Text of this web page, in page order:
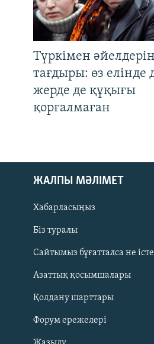
Русский
ЖАЗЫЛЫҢЫЗ
Түркімен
тағдыры: өз елінде
жерде де құқығы
қорғалмаған
ЖАЛПЫ МӘЛІМЕТ
Хабарласыңыз
Біз туралы
Сайтымыз бұғатталса не
Азаттық қосымшалары
Қолдану шарттары
Форум ережелері